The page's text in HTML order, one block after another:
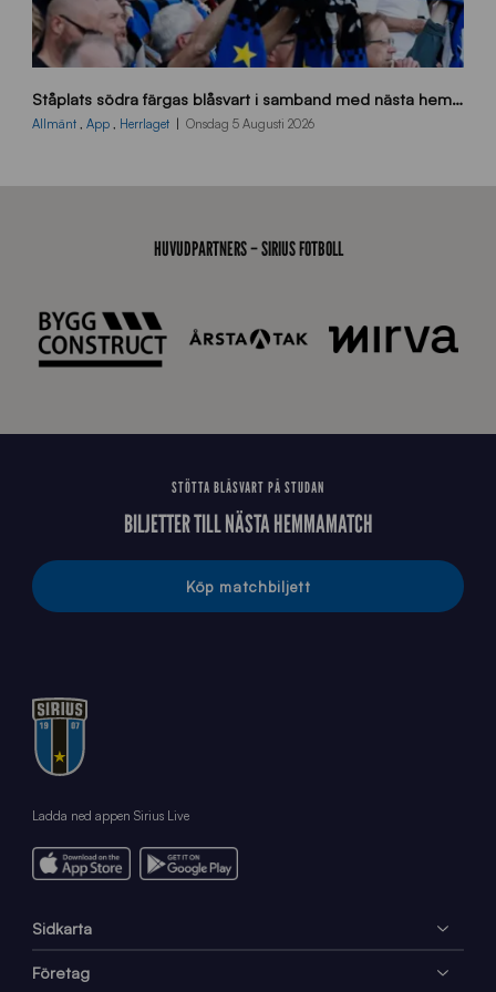
ö
d
2
0
2
Ståplats södra färgas blåsvart i samband med nästa hemmamatch
Allmänt , App , Herrlaget Onsdag 5 Augusti 2026
HUVUDPARTNERS – SIRIUS FOTBOLL
STÖTTA BLÅSVART PÅ STUDAN
BILJETTER TILL NÄSTA HEMMAMATCH
Köp matchbiljett
Ladda ned appen Sirius Live
Sidkarta
Företag